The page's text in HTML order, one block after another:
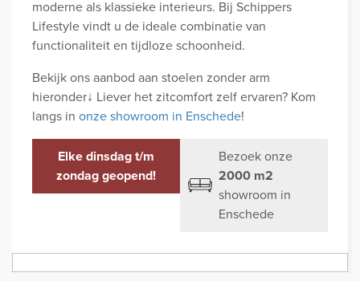
moderne als klassieke interieurs. Bij Schippers
Lifestyle vindt u de ideale combinatie van
functionaliteit en tijdloze schoonheid.
Bekijk ons aanbod aan stoelen zonder arm
hieronder↓ Liever het zitcomfort zelf ervaren? Kom
langs in onze showroom in Enschede!
Elke dinsdag t/m
zondag geopend!
Bezoek onze
2000 m2
showroom in
Enschede